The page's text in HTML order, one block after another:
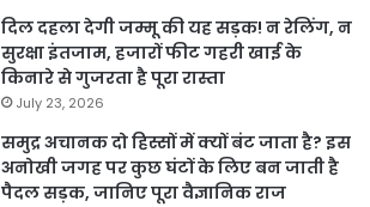
दिल दहला देगी जम्मू की यह सड़क! न रेलिंग, न
सुरक्षा इंतजाम, हजारों फीट गहरी खाई के
किनारे से गुजरता है पूरा रास्ता
July 23, 2026
समुद्र अचानक दो हिस्सों में क्यों बंट जाता है? इस
अनोखी जगह पर कुछ घंटों के लिए बन जाती है
पैदल सड़क, जानिए पूरा वैज्ञानिक राज